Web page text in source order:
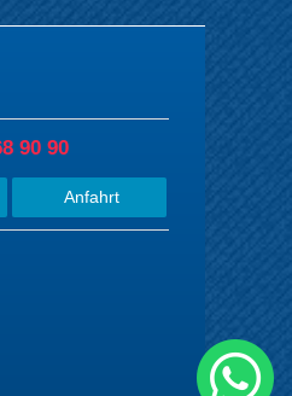
90 90
Anfahrt